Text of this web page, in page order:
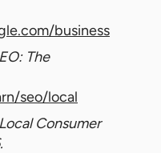
business
The
seo/local
Local Consumer